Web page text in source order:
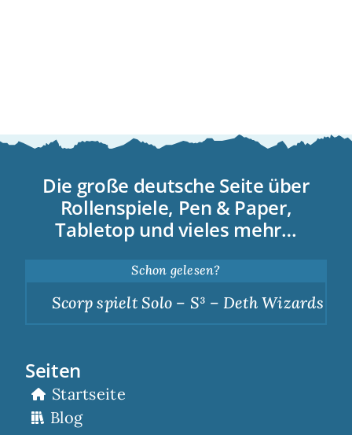
Die große deutsche Seite über
Rollenspiele, Pen & Paper,
Tabletop und vieles mehr…
Schon gelesen?
Scorp spielt Solo – S³ – Deth Wizards –
Seiten
Startseite
Blog